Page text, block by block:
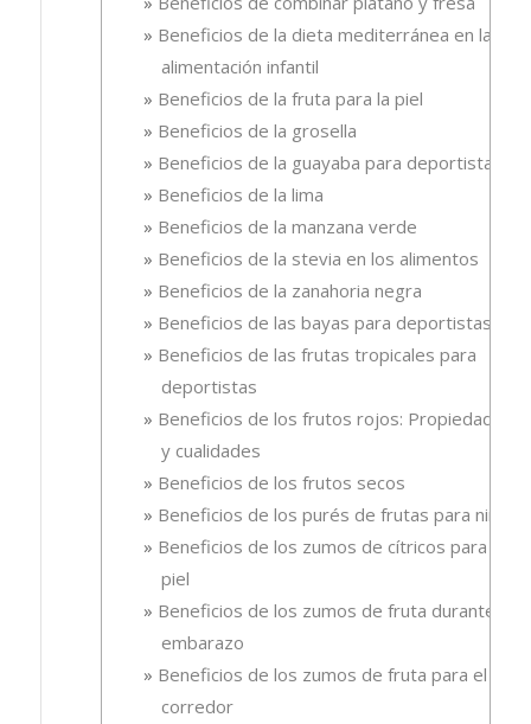
Beneficios de la dieta mediterránea en la
alimentación infantil
Beneficios de la fruta para la piel
Beneficios de la grosella
Beneficios de la guayaba para deportistas
Beneficios de la lima
Beneficios de la manzana verde
Beneficios de la stevia en los alimentos
Beneficios de la zanahoria negra
Beneficios de las bayas para deportistas
Beneficios de las frutas tropicales para
deportistas
Beneficios de los frutos rojos: Propiedades
y cualidades
Beneficios de los frutos secos
Beneficios de los purés de frutas para niños
Beneficios de los zumos de cítricos para la
piel
Beneficios de los zumos de fruta durante el
embarazo
Beneficios de los zumos de fruta para el
corredor